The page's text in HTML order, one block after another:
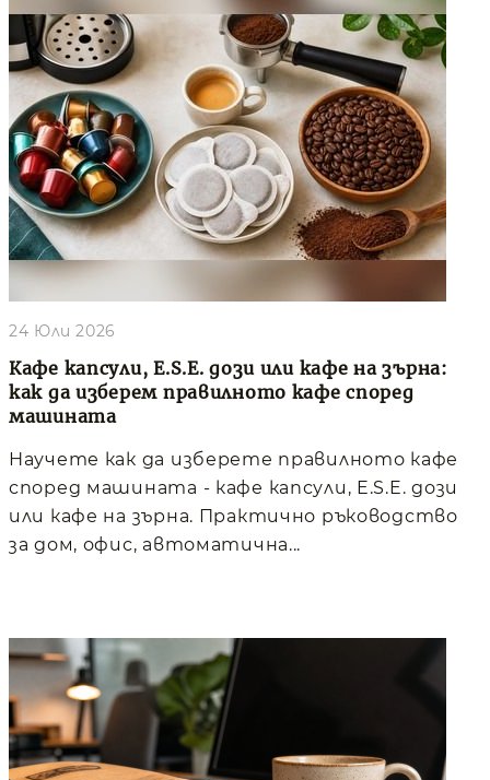
Кафе капсули, E.S.E. дози или кафе на зърна:
как да изберем правилното кафе според
машината
24 Юли 2026
Научете как да изберете правилното кафе
според машината - кафе капсули, E.S.E. дози
или кафе на зърна. Практично ръководство
за дом, офис, автоматична...